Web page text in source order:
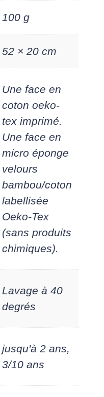
100 g
52 × 20 cm
Une face en
coton oeko-
tex imprimé.
Une face en
micro éponge
velours
bambou/coton
labellisée
Oeko-Tex
(sans produits
chimiques).
Lavage à 40
degrés
jusqu'à 2 ans,
3/10 ans